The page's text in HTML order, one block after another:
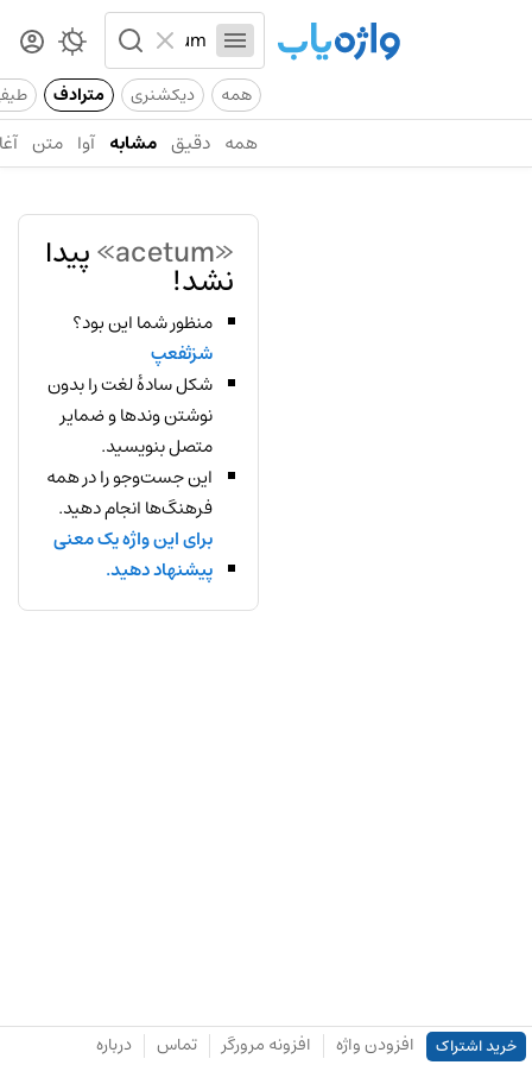
همه دیکشنری مترادف
همه دقیق مشابه آوا متن
«acetum» پیدا
نشد!
منظور شما این بود؟
شزثفعپ
شکل سادهٔ لغت را بدون
نوشتن وندها و ضمایر
متصل بنویسید.
این جست‌وجو را در همه
فرهنگ‌ها انجام دهید.
برای این واژه یک معنی
پیشنهاد دهید.
خرید اشتراک افزودن واژه افزونه مرورگر تماس درباره